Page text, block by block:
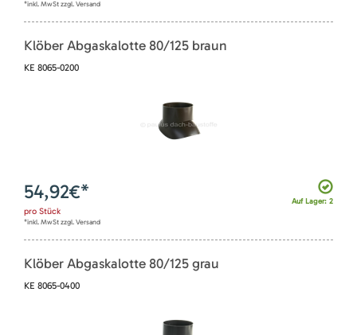
*inkl. MwSt zzgl. Versand
Klöber Abgaskalotte 80/125 braun
KE 8065-0200
Auf Lager: 2
54,92€*
pro Stück
*inkl. MwSt zzgl. Versand
Klöber Abgaskalotte 80/125 grau
KE 8065-0400